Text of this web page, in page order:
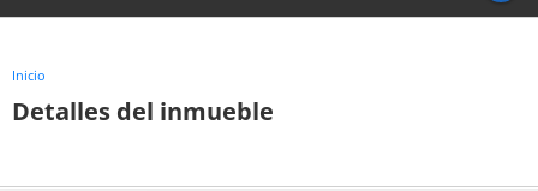
Inicio
Detalles del inmueble